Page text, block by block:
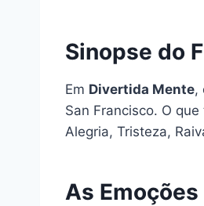
Sinopse do
Em Divertida Mente,
San Francisco. O
Alegria, Tristeza,
As